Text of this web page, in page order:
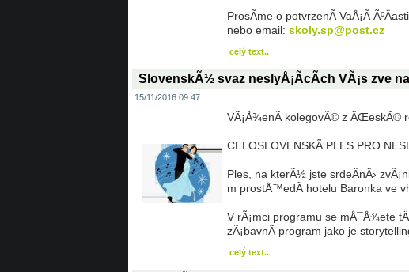
ProsÃ­me o potvrzenÃ­ VaÅ¡Ã­
nebo email: skoly.sp@post.cz
celý text..
SlovenskÃ½ svaz neslyÅ¡Ã­cÃ­ch VÃ¡s zve
15/11/2016 09:47
VÃ¡Å¾enÃ­ kolegovÃ© z ÄŒeskÃ©
CELOSLOVENSKÃ PLES PRO
Ples, na kterÃ½ jste srdeÄnÄ›
m prostÅ™edÃ­ hotelu Baronka ve
V rÃ¡mci programu se mÅ¯Å¾ete
zÃ¡bavnÃ­ program jako je
celý text..